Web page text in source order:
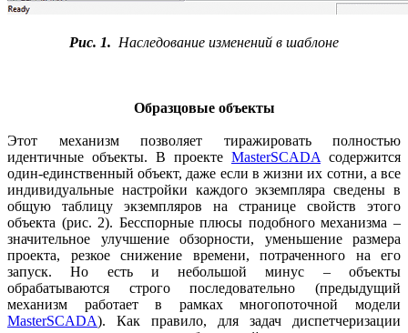
Рис. 1. Наследование изменений в шаблоне
Образцовые объекты
Этот механизм позволяет тиражировать полностью
идентичные объекты. В проекте MasterSCADA содержится
один-единственный объект, даже если в жизни их сотни, а все
индивидуальные настройки каждого экземпляра сведены в
общую таблицу экземпляров на странице свойств этого
объекта (рис. 2). Бесспорные плюсы подобного механизма –
значительное улучшение обзорности, уменьшение размера
проекта, резкое снижение времени, потраченного на его
запуск. Но есть и небольшой минус – объекты
обрабатываются строго последовательно (предыдущий
механизм работает в рамках многопоточной модели
MasterSCADA). Как правило, для задач диспетчеризации